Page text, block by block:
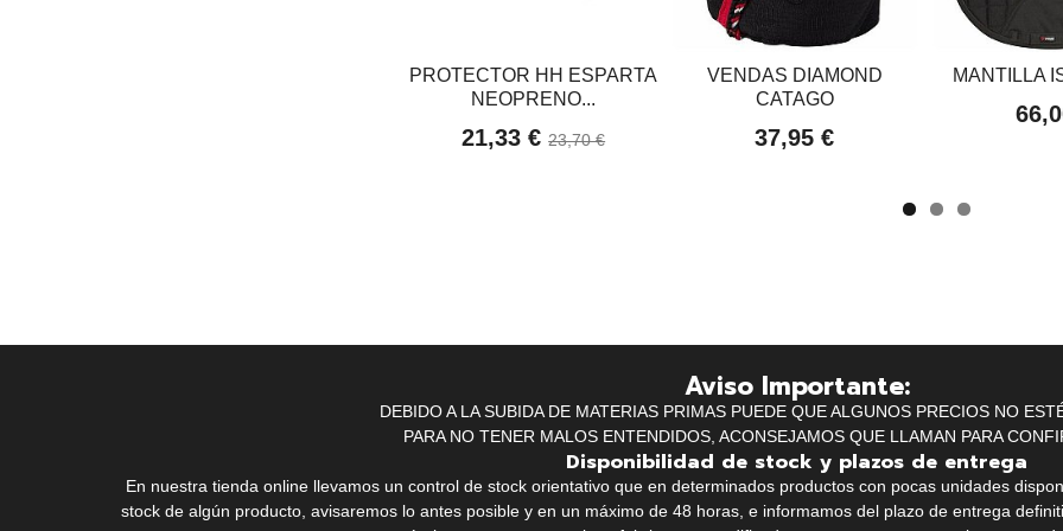
PROTECTOR HH ESPARTA
NEOPRENO...
21,33 €23,70 €
VENDAS DIAMOND
CATAGO
37,95 €
MANTILLA
Aviso Importante:
DEBIDO A LA SUBIDA DE MATERIAS PRIMAS PUEDE QUE ALGUNOS PRECIOS NO
PARA NO TENER MALOS ENTENDIDOS, ACONSEJAMOS QUE LLAMAN PARA
Disponibilidad de stock y plazos de entrega
En nuestra tienda online llevamos un control de stock orientativo que en determinados productos con pocas unidades
stock de algún producto, avisaremos lo antes posible y en un máximo de 48 horas, e informamos del plazo de entrega